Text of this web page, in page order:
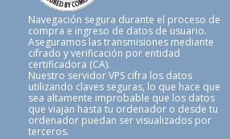
Navegación segura durante el proceso de
compra e ingreso de datos de usuario.
Aseguramos las transmisiones mediante
cifrado y verificación por entidad
certificadora (CA).
Nuestro servidor VPS cifra los datos
utilizando claves seguras, lo que hace que
sea altamente improbable que los datos
que viajan hasta tu ordenador o desde tu
ordenador puedan ser visualizados por
terceros.